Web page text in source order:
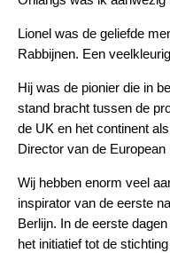
Lionel was de geliefde
Rabbijnen. Een
Hij was de pionier die in
stand bracht tussen de
de UK en het continent
Director van de
Wij hebben enorm veel
inspirator van de eerste
Berlijn. In de eerste
het initiatief tot de